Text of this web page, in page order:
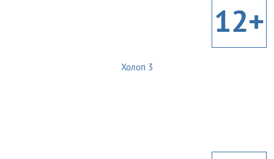
12+
Холоп 3